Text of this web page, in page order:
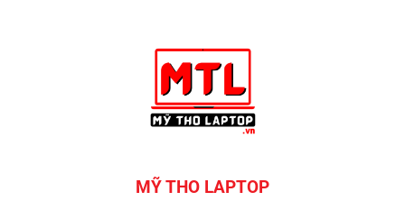
MỸ THO LAPTOP